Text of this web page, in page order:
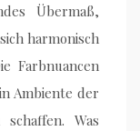
Übermaß,
harmonisch
Farbnuancen
Ambiente der
Was